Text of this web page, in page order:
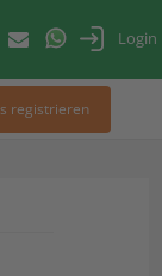
Login
registrieren